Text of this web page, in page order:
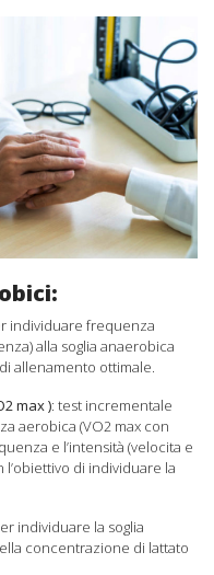
individuare frequenza
alla soglia anaerobica
allenamento ottimale.
max ): test incrementale
aerobica (VO2 max con
e l’intensità (velocita e
di individuare la
individuare la soglia
concentrazione di lattato